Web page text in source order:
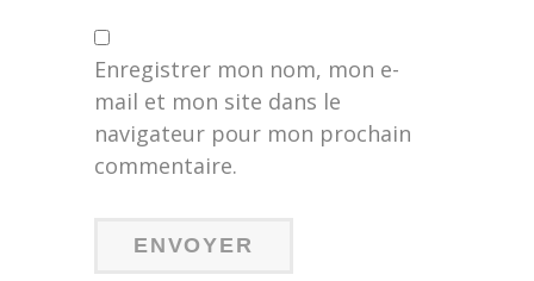
Enregistrer mon nom, mon e-
mail et mon site dans le
navigateur pour mon prochain
commentaire.